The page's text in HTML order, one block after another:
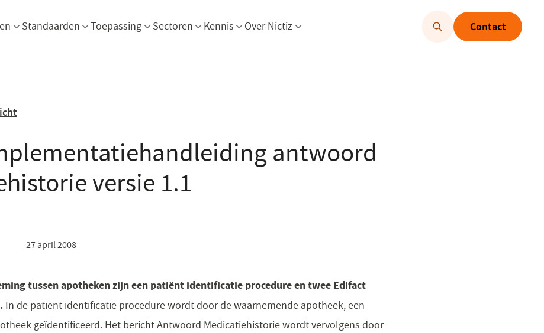
Menu openen
Standaarden Menu openen
Toepassing Menu openen
Sectoren Menu openen
Kennis Menu openen
Over Nictiz Contact
antwoord
versie 1.1
27 april 2008
tussen apotheken zijn een patiënt identificatie procedure en twee Edifact
In de patiënt identificatie procedure wordt door de waarnemende apotheek, een
geïdentificeerd. Het bericht Antwoord Medicatiehistorie wordt vervolgens door